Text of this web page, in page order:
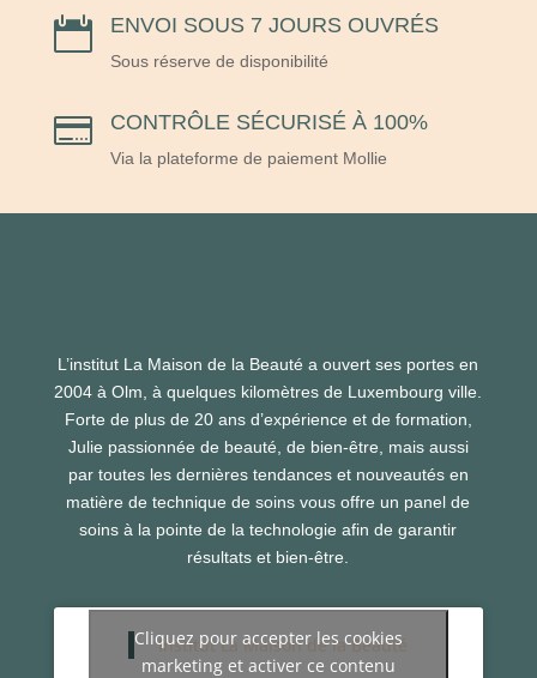
 ENVOI SOUS 7 JOURS OUVRÉS
Sous réserve de disponibilité
 CONTRÔLE SÉCURISÉ À 100%
Via la plateforme de paiement Mollie
L’institut La Maison de la Beauté a ouvert ses portes en
2004 à Olm, à quelques kilomètres de Luxembourg ville.
Forte de plus de 20 ans d’expérience et de formation,
Julie passionnée de beauté, de bien-être, mais aussi
par toutes les dernières tendances et nouveautés en
matière de technique de soins vous offre un panel de
soins à la pointe de la technologie afin de garantir
résultats et bien-être.
Institut La Maison de la Beauté
Cliquez pour accepter les cookies
marketing et activer ce contenu